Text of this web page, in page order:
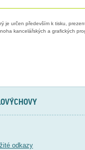
je určen především k tisku,
kancelářských a grafických
odkazy